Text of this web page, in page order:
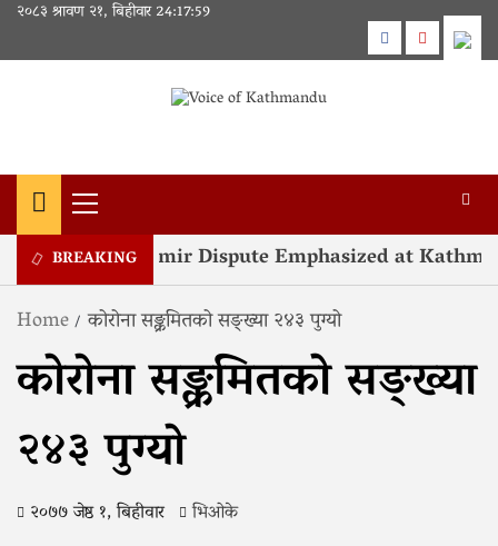
Skip
content
२०८३ श्रावण २१, बिहीवार24:17:59
Facebook
Youtube
Primary
Menu
BREAKING
of Kashmir Dispute Emphasized at
Home कोरोना सङ्क्रमितको सङ्ख्या २४३ पुग्यो
कोरोना सङ्क्रमितको सङ्ख्या
२४३ पुग्यो
२०७७ जेष्ठ १, बिहीवार भिओके